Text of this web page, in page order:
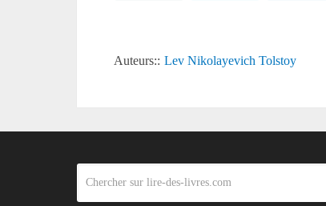
Auteurs:: Lev Nikolayevich Tolstoy